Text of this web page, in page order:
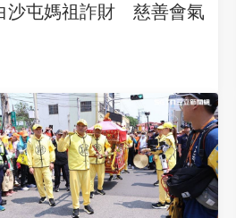
沙屯媽祖詐財 慈善會氣